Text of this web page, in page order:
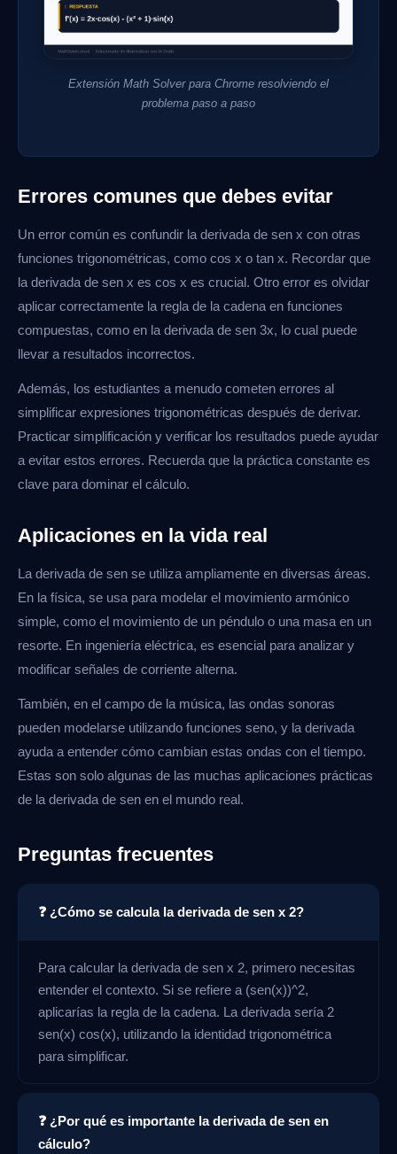
Extensión Math Solver para Chrome resolviendo el
problema paso a paso
Errores comunes que debes evitar
Un error común es confundir la derivada de sen x con otras
funciones trigonométricas, como cos x o tan x. Recordar que
la derivada de sen x es cos x es crucial. Otro error es olvidar
aplicar correctamente la regla de la cadena en funciones
compuestas, como en la derivada de sen 3x, lo cual puede
llevar a resultados incorrectos.
Además, los estudiantes a menudo cometen errores al
simplificar expresiones trigonométricas después de derivar.
Practicar simplificación y verificar los resultados puede ayudar
a evitar estos errores. Recuerda que la práctica constante es
clave para dominar el cálculo.
Aplicaciones en la vida real
La derivada de sen se utiliza ampliamente en diversas áreas.
En la física, se usa para modelar el movimiento armónico
simple, como el movimiento de un péndulo o una masa en un
resorte. En ingeniería eléctrica, es esencial para analizar y
modificar señales de corriente alterna.
También, en el campo de la música, las ondas sonoras
pueden modelarse utilizando funciones seno, y la derivada
ayuda a entender cómo cambian estas ondas con el tiempo.
Estas son solo algunas de las muchas aplicaciones prácticas
de la derivada de sen en el mundo real.
Preguntas frecuentes
❓ ¿Cómo se calcula la derivada de sen x 2?
Para calcular la derivada de sen x 2, primero necesitas
entender el contexto. Si se refiere a (sen(x))^2,
aplicarías la regla de la cadena. La derivada sería 2
sen(x) cos(x), utilizando la identidad trigonométrica
para simplificar.
❓ ¿Por qué es importante la derivada de sen en
cálculo?